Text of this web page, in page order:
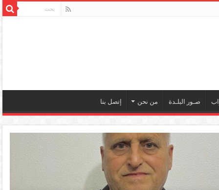
صـور البلـدة من نحن إتصل بنا